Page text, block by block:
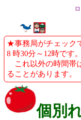
★事務局がチェック
8 時30分～12時です。
これ以外の時間帯
ることがあります。
個別